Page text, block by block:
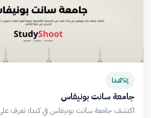
كندا
جامعة سانت بونيفاس
اكتشف جامعة سانت بونيفاس في كندا؛ تعرف